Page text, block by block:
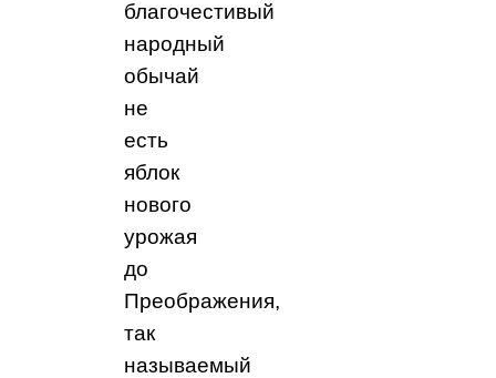
благочестивый
народный
обычай
не
есть
яблок
нового
урожая
до
Преображения,
так
называемый